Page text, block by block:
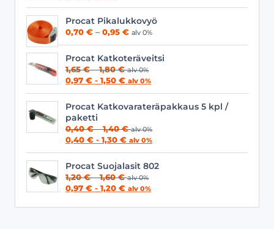
Procat Pikalukkovyö
0,70 € – 0,95 €Hintaluokka:
0,95 €
alv 0%
Procat Katkoteräveitsi
1,65€ – 1,80€Hintaluokka:
1,65 €
1,80 €
alv 0%
0,97 € - 1,50 € alv 0%
Procat Katkovarateräpakkaus 5 kpl /
paketti
0,40€ – 1,40€Hintaluokka:
0,40 €
1,40 €
alv 0%
0,40 € - 1,30 € alv 0%
Procat Suojalasit 802
1,20€ – 1,60€Hintaluokka:
1,20 €
1,60 €
alv 0%
0,97 € - 1,20 € alv 0%